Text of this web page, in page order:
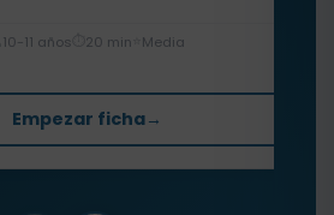
10-11 años 20 min Media
Empezar ficha→